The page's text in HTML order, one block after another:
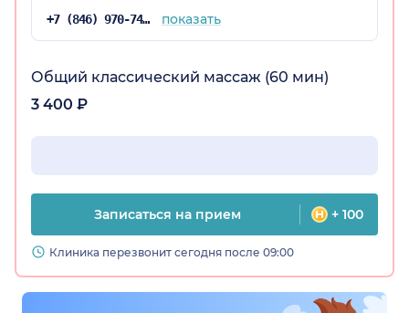
+7 (846) 970-74-37 показать
Общий классический массаж (60 мин)
3 400 ₽
Записаться на прием + 100
Клиника перезвонит сегодня после 09:00